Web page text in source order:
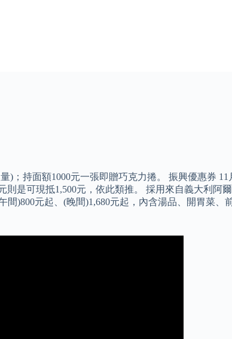
；持面額1000元一張即贈巧克力捲。 振興優惠券
是可現抵1,500元，依此類推。 採用來自義大利阿
)800元起、(晚間)1,680元起，內含湯品、開胃菜